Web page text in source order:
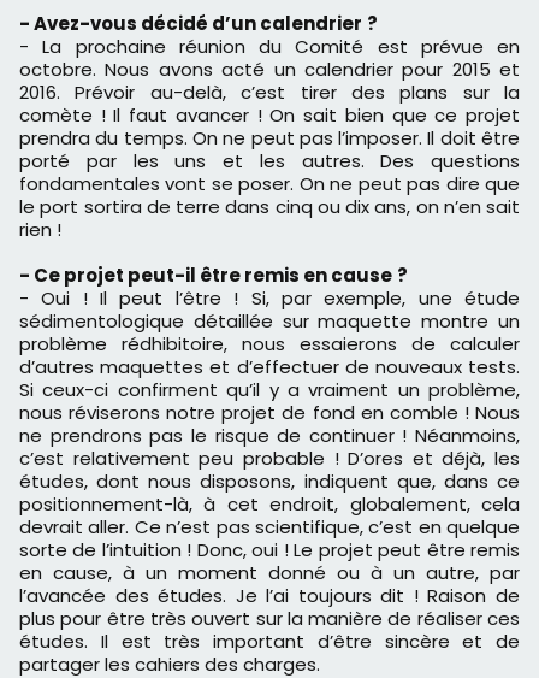
- Avez-vous décidé d’un calendrier ?
- La prochaine réunion du Comité est prévue en
octobre. Nous avons acté un calendrier pour 2015 et
2016. Prévoir au-delà, c’est tirer des plans sur la
comète ! Il faut avancer ! On sait bien que ce projet
prendra du temps. On ne peut pas l’imposer. Il doit être
porté par les uns et les autres. Des questions
fondamentales vont se poser. On ne peut pas dire que
le port sortira de terre dans cinq ou dix ans, on n’en sait
rien !
- Ce projet peut-il être remis en cause ?
- Oui ! Il peut l’être ! Si, par exemple, une étude
sédimentologique détaillée sur maquette montre un
problème rédhibitoire, nous essaierons de calculer
d’autres maquettes et d’effectuer de nouveaux tests.
Si ceux-ci confirment qu’il y a vraiment un problème,
nous réviserons notre projet de fond en comble ! Nous
ne prendrons pas le risque de continuer ! Néanmoins,
c’est relativement peu probable ! D’ores et déjà, les
études, dont nous disposons, indiquent que, dans ce
positionnement-là, à cet endroit, globalement, cela
devrait aller. Ce n’est pas scientifique, c’est en quelque
sorte de l’intuition ! Donc, oui ! Le projet peut être remis
en cause, à un moment donné ou à un autre, par
l’avancée des études. Je l’ai toujours dit ! Raison de
plus pour être très ouvert sur la manière de réaliser ces
études. Il est très important d’être sincère et de
partager les cahiers des charges.